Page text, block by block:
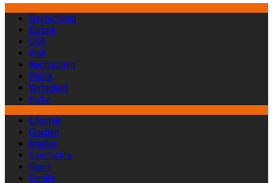
Deutschland
Europa
USA
Welt
Nachrichten
Politik
Wirtschaft
Kultur
Lifestyle
Glauben
Medien
Geschichte
Sport
Familie